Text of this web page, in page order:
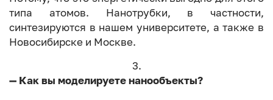
типа атомов. Нанотрубки, в частности,
синтезируются в нашем университете, а также в
Новосибирске и Москве.
3.
— Как вы моделируете нанообъекты?